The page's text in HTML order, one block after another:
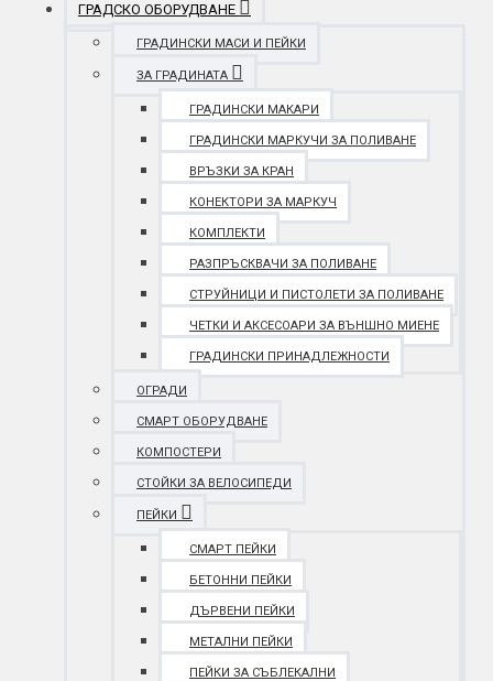
ГРАДСКО ОБОРУДВАНЕ
ГРАДИНСКИ МАСИ И ПЕЙКИ
ЗА ГРАДИНАТА
ГРАДИНСКИ МАКАРИ
ГРАДИНСКИ МАРКУЧИ ЗА ПОЛИВАНЕ
ВРЪЗКИ ЗА КРАН
КОНЕКТОРИ ЗА МАРКУЧ
КОМПЛЕКТИ
РАЗПРЪСКВАЧИ ЗА ПОЛИВАНЕ
СТРУЙНИЦИ И ПИСТОЛЕТИ ЗА ПОЛИВАНЕ
ЧЕТКИ И АКСЕСОАРИ ЗА ВЪНШНО МИЕНЕ
ГРАДИНСКИ ПРИНАДЛЕЖНОСТИ
ОГРАДИ
СМАРТ ОБОРУДВАНЕ
КОМПОСТЕРИ
СТОЙКИ ЗА ВЕЛОСИПЕДИ
ПЕЙКИ
СМАРТ ПЕЙКИ
БЕТОННИ ПЕЙКИ
ДЪРВЕНИ ПЕЙКИ
МЕТАЛНИ ПЕЙКИ
ПЕЙКИ ЗА СЪБЛЕКАЛНИ